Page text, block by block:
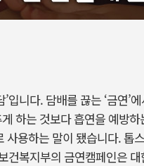
니다. 담배를 끊는 ‘금연’
하는 것보다 흡연을 예방
용하는 말이 됐습니다. 톱
건복지부의 금연캠페인은